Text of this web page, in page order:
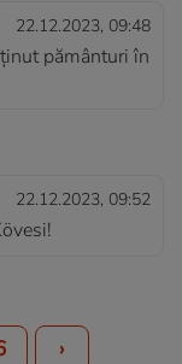
22.12.2023, 09:48
pământuri în
22.12.2023, 09:52
›